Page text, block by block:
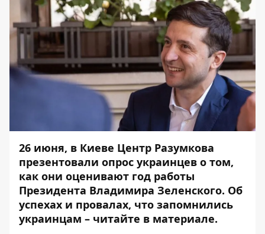
26 июня, в Киеве Центр Разумкова
презентовали опрос украинцев о том,
как они оценивают год работы
Президента Владимира Зеленского. Об
успехах и провалах, что запомнились
украинцам – читайте в материале.